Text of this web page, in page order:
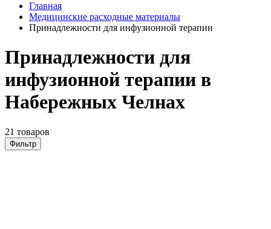
Главная
Медицинские расходные материалы
Принадлежности для инфузионной терапии
Принадлежности для
инфузионной терапии в
Набережных Челнах
21 товаров
Фильтр